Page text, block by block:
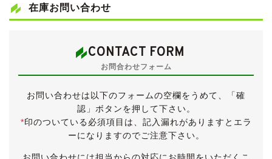
《外装》
フロントリップスポイラー左角、リアバンパー左側面に
ございます。
どちらもそれほど気になるものではないかと思います
が、下に拡大写真を掲載していますのでご確認をお願い
在庫お問い合わせ
CONTACT FORM
お問合わせフォーム
お問い合わせは以下のフォームの空欄をうめて、「確
認」ボタンを押して下さい。
*印のついている必須項目は、記入漏れがありますとエラ
ーになりますのでご注意下さい。